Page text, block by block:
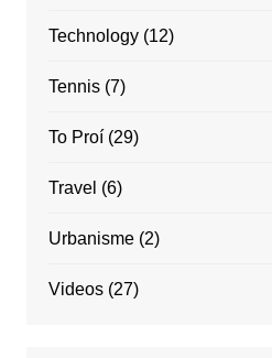
Technology(12)
Tennis(7)
To Proí(29)
Travel (6)
Urbanisme(2)
Videos(27)